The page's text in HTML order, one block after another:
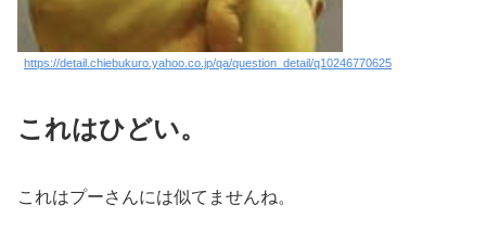
https://detail.chiebukuro.yahoo.co.jp/qa/question_detail/q10246770625
これはひどい。
これはプーさんには似てませんね。